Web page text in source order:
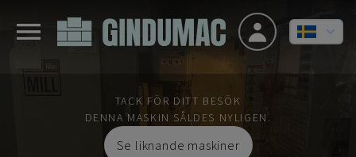
TACK FÖR DITT BESÖK
DENNA MASKIN SÅLDES NYLIGEN.
Se liknande maskiner